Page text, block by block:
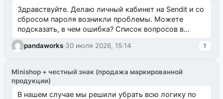
Здравствуйте. Делаю личный кабинет на Sendit и со
сбросом пароля возникли проблемы. Можете
подсказать, в чем ошибка? Список вопросов в
одноименном разделе на modx.pro пока пуст, и,...
pandaworks·30 июля 2026, 15:14 1
Minishop + честный знак (продажа маркированной
продукции)
В нашем случае мы решили убрать всю логику по